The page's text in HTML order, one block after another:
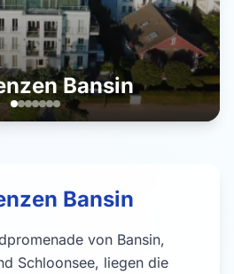
Bansin
Bansin
von Bansin,
Schloonsee, liegen die